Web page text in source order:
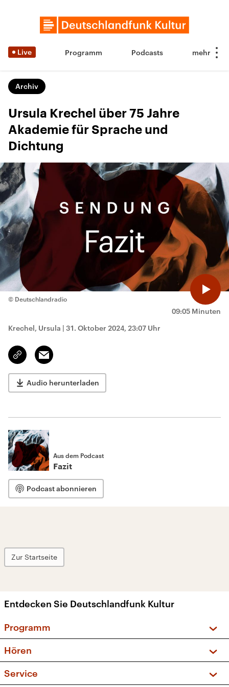
Live Programm Podcasts
Archiv
Ursula Krechel über 75 Jahre
Akademie für Sprache und
Dichtung
09:05 Minuten
© Deutschlandradio
Krechel, Ursula | 31. Oktober 2024, 23:07 Uhr
Link
kopieren/teilen
Email
Audio herunterladen
Aus dem Podcast
Fazit
Podcast abonnieren
Zur Startseite
Entdecken Sie Deutschlandfunk Kultur
Programm
Sendungen und Podcasts
Musikliste
Hören
Service